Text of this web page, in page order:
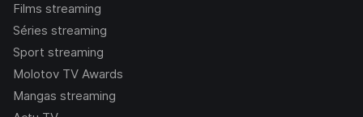
Films streaming
Séries streaming
Sport streaming
Molotov TV Awards
Mangas streaming